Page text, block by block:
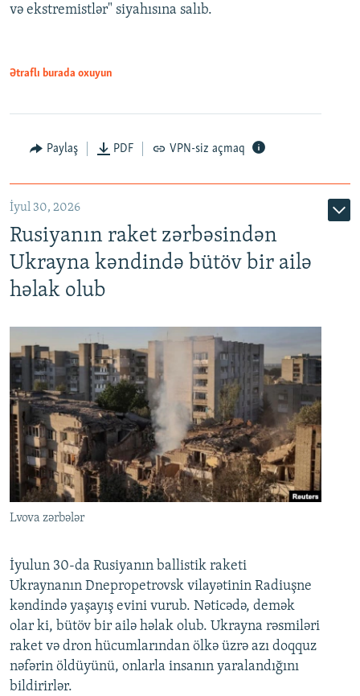
və ekstremistlər" siyahısına salıb.
Ətraflı burada oxuyun
Paylaş PDF VPN-siz açmaq
İyul 30, 2026
Rusiyanın raket zərbəsindən
Ukrayna kəndində bütöv bir ailə
həlak olub
Lvova zərbələr
İyulun 30-da Rusiyanın ballistik raketi
Ukraynanın Dnepropetrovsk vilayətinin Radiuşne
kəndində yaşayış evini vurub. Nəticədə, demək
olar ki, bütöv bir ailə həlak olub. Ukrayna rəsmiləri
raket və dron hücumlarından ölkə üzrə azı doqquz
nəfərin öldüyünü, onlarla insanın yaralandığını
bildirirlər.